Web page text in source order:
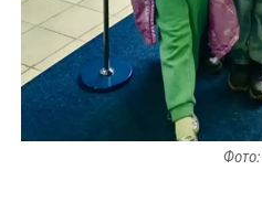
Фото: